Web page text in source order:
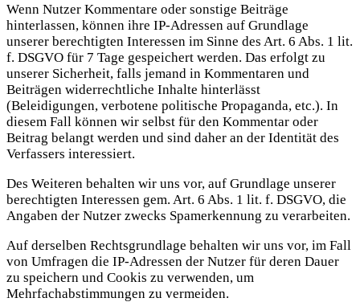
Wenn Nutzer Kommentare oder sonstige Beiträge
hinterlassen, können ihre IP-Adressen auf Grundlage
unserer berechtigten Interessen im Sinne des Art. 6 Abs. 1 lit.
f. DSGVO für 7 Tage gespeichert werden. Das erfolgt zu
unserer Sicherheit, falls jemand in Kommentaren und
Beiträgen widerrechtliche Inhalte hinterlässt
(Beleidigungen, verbotene politische Propaganda, etc.). In
diesem Fall können wir selbst für den Kommentar oder
Beitrag belangt werden und sind daher an der Identität des
Verfassers interessiert.
Des Weiteren behalten wir uns vor, auf Grundlage unserer
berechtigten Interessen gem. Art. 6 Abs. 1 lit. f. DSGVO, die
Angaben der Nutzer zwecks Spamerkennung zu verarbeiten.
Auf derselben Rechtsgrundlage behalten wir uns vor, im Fall
von Umfragen die IP-Adressen der Nutzer für deren Dauer
zu speichern und Cookis zu verwenden, um
Mehrfachabstimmungen zu vermeiden.